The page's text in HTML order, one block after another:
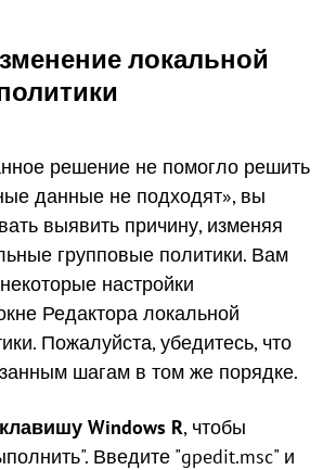
локальной
решение не помогло решить
данные не подходят», вы
выявить причину, изменяя
групповые политики. Вам
настройки
Редактора локальной
Пожалуйста, убедитесь, что
шагам в том же порядке.
клавишу Windows R, чтобы
Введите "gpedit.msc" и